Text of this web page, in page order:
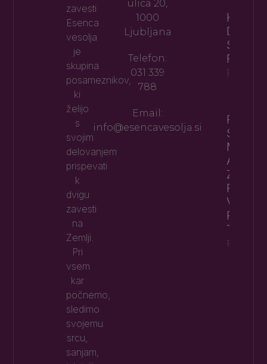
zavesti
Esenca
vesolja
je
skupina
posameznikov,
ki
želijo
s
svojim
delovanjem
prispevati
k
dvigu
zavesti
na
Zemlji.
Pri
vsem
kar
počnemo,
sledimo
svojemu
srcu,
sanjam,
ulica 20,
1000
Ljubljana
Telefon:
031 339
788
Email:
info@esencavesolja.si
KAJ JE
DANES
SPLOH
Preberi
RAPÉ –
ZAKAJ
TUDI
Preberi